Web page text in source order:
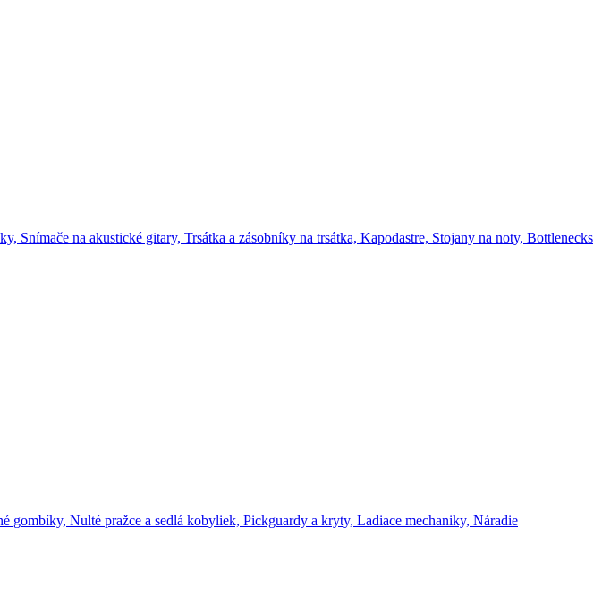
Snímače na akustické gitary, Trsátka a zásobníky na trsátka, Kapodastre, Stojany na noty, Bottlenecks
gombíky, Nulté pražce a sedlá kobyliek, Pickguardy a kryty, Ladiace mechaniky, Náradie